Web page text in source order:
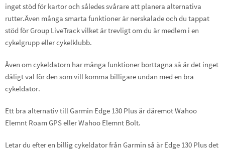
inget stöd för kartor och således svårare att planera alternativa
rutter.Även många smarta funktioner är nerskalade och du tappat
stöd för Group LiveTrack vilket är trevligt om du är medlem i en
cykelgrupp eller cykelklubb.
Även om cykeldatorn har många funktioner borttagna så är det inget
dåligt val för den som vill komma billigare undan med en bra
cykeldator.
Ett bra alternativ till Garmin Edge 130 Plus är däremot Wahoo
Elemnt Roam GPS eller Wahoo Elemnt Bolt.
Letar du efter en billig cykeldator från Garmin så är Edge 130 Plus det